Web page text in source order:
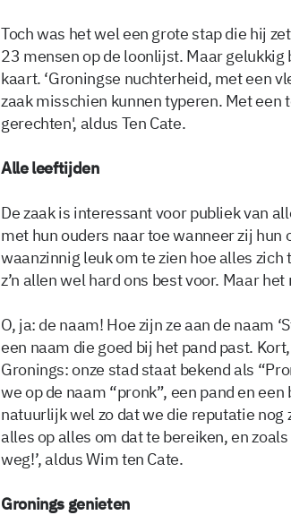
Toch was het wel een grote stap die hij
23 mensen op de loonlijst. Maar
kaart. ‘Groningse nuchterheid, met een
zaak misschien kunnen typeren. Met
gerechten', aldus Ten Cate.
Alle leeftijden
De zaak is interessant voor publiek van
met hun ouders naar toe wanneer zij hun
waanzinnig leuk om te zien hoe alles
z’n allen wel hard ons best voor. Maar
O, ja: de naam! Hoe zijn ze aan de naam
een naam die goed bij het pand past.
Gronings: onze stad staat bekend als
we op de naam “pronk”, een pand en
natuurlijk wel zo dat we die reputatie
alles op alles om dat te bereiken, en
weg!’, aldus Wim ten Cate.
Gronings genieten